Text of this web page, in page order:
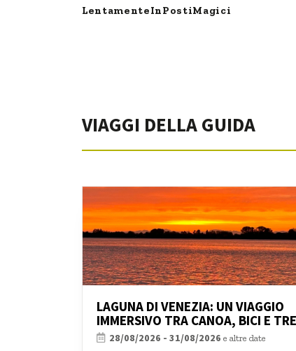
LentamenteInPostiMagici
VIAGGI DELLA GUIDA
LAGUNA DI VENEZIA: UN VIAGGIO
IMMERSIVO TRA CANOA, BICI E
28/08/2026 - 31/08/2026 e altre date